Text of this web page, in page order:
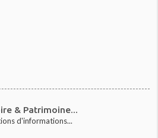
& Patrimoine...
d'informations...